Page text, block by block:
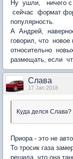
Ну ушли, ничего с
сейчас формат
популярность.
А Андрей,
говорил, что новое
относительно
размещать, если
Слaва
17 Jan 2018
Куда делся Слава?
Приора - это не
То тросик газа
решила, что она